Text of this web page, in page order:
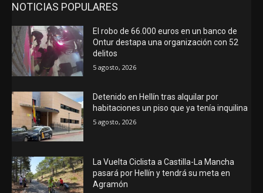
NOTICIAS POPULARES
El robo de 66.000 euros en un banco de
Ontur destapa una organización con 52
delitos
5 agosto, 2026
Detenido en Hellín tras alquilar por
habitaciones un piso que ya tenía inquilina
5 agosto, 2026
La Vuelta Ciclista a Castilla-La Mancha
pasará por Hellín y tendrá su meta en
Agramón